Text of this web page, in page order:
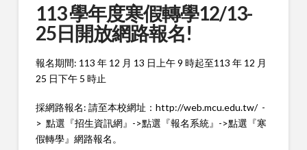
113 學年度寒假轉學12/13-
25日開放網路報名!
報名期間: 113 年 12 月 13 日上午 9 時起至113 年 12 月
25 日下午 5 時止
採網路報名: 請至本校網址：http://web.mcu.edu.tw/ -
> 點選『招生資訊網』->點選『報名系統』->點選『寒
假轉學』網路報名。